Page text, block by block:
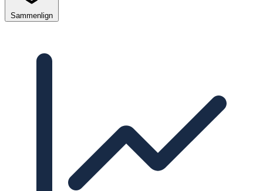
Sammenlign